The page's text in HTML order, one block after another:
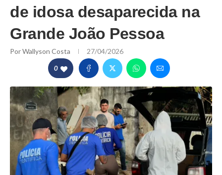
de idosa desaparecida na
Grande João Pessoa
PorWallyson Costa 27/04/2026
0